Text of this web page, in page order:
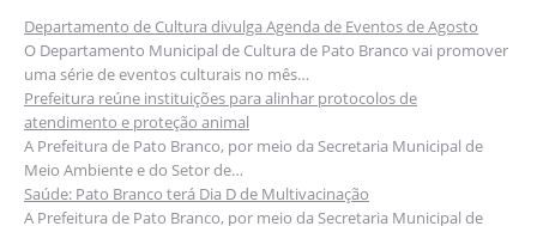
Departamento de Cultura divulga Agenda de Eventos de Agosto
O Departamento Municipal de Cultura de Pato Branco vai promover
uma série de eventos culturais no mês…
Prefeitura reúne instituições para alinhar protocolos de
atendimento e proteção animal
A Prefeitura de Pato Branco, por meio da Secretaria Municipal de
Meio Ambiente e do Setor de…
Saúde: Pato Branco terá Dia D de Multivacinação
A Prefeitura de Pato Branco, por meio da Secretaria Municipal de